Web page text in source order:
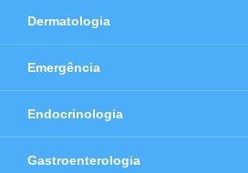
Dermatologia
Emergência
Endocrinologia
Gastroenterologia